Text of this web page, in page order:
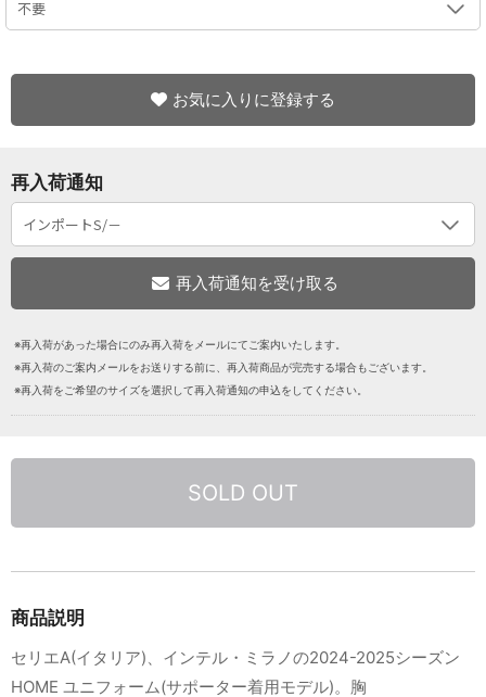
お気に入りに登録する
再入荷通知
※再入荷があった場合にのみ再入荷をメールにてご案内いたします。
※再入荷のご案内メールをお送りする前に、再入荷商品が完売する場合もございます。
※再入荷をご希望のサイズを選択して再入荷通知の申込をしてください。
SOLD OUT
商品説明
セリエA(イタリア)、インテル・ミラノの2024-2025シーズン
HOME ユニフォーム(サポーター着用モデル)。胸